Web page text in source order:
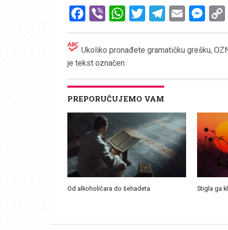
Facebook
ViberWhatsApp
TwitterEmail
Ukoliko pronađete gramatičku grešku,
je tekst označen.
PREPORUČUJEMO VAM
Od alkoholičara do šehadeta Stigla ga